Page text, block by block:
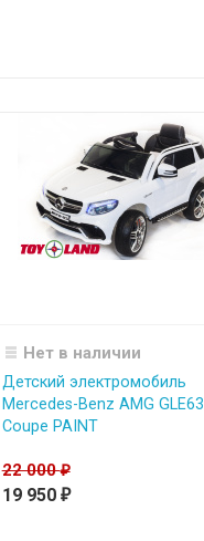
Нет в наличии
Детский электромобиль
Mercedes-Benz AMG GLE63
Coupe PAINT
22 000₽
19 950 ₽